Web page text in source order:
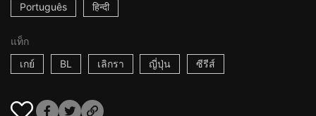
Português हिन्दी
แท็ก
เกย์
BL เลิกรา ญี่ปุ่น ซีรีส์